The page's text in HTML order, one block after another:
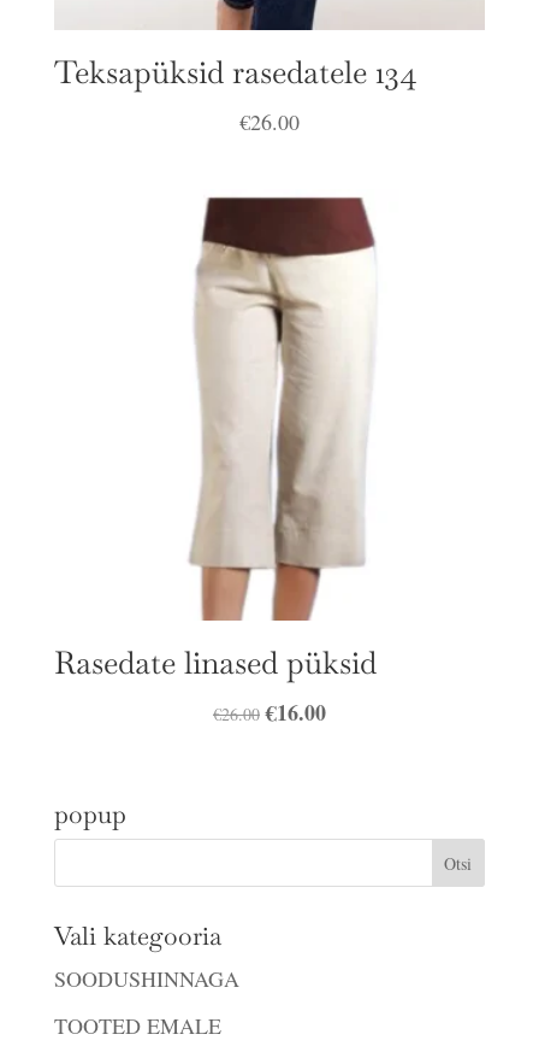
Teksapüksid rasedatele 134
€26.00
Rasedate linased püksid
€26.00 Algne
€16.00Praegune
popup
Vali kategooria
SOODUSHINNAGA
TOOTED EMALE